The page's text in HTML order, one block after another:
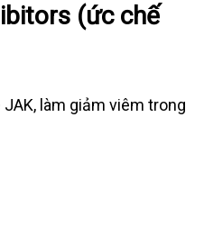
(ức chế
làm giảm viêm trong